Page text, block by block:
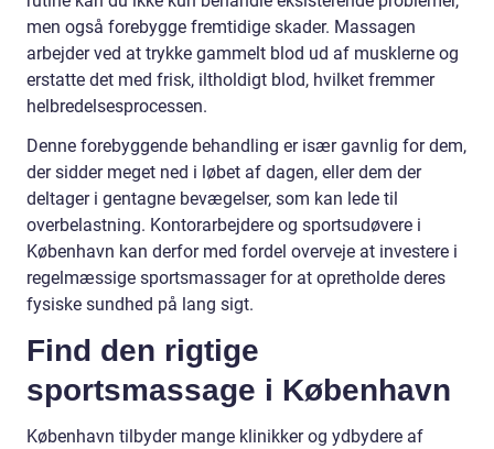
men også forebygge fremtidige skader. Massagen
arbejder ved at trykke gammelt blod ud af musklerne og
erstatte det med frisk, iltholdigt blod, hvilket fremmer
helbredelsesprocessen.
Denne forebyggende behandling er især gavnlig for dem,
der sidder meget ned i løbet af dagen, eller dem der
deltager i gentagne bevægelser, som kan lede til
overbelastning. Kontorarbejdere og sportsudøvere i
København kan derfor med fordel overveje at investere i
regelmæssige sportsmassager for at opretholde deres
fysiske sundhed på lang sigt.
Find den rigtige
sportsmassage i København
København tilbyder mange klinikker og ydbydere af